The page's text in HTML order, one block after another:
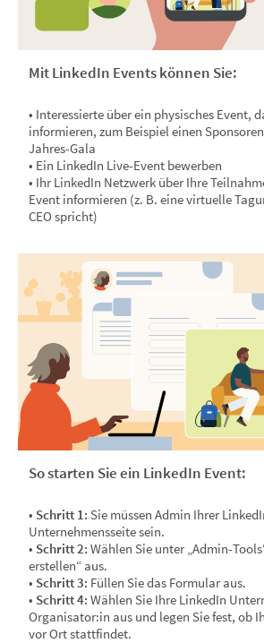
Mit LinkedIn Events können Sie:
• Interessierte über ein physisches Event,
informieren, zum Beispiel einen
Jahres-Gala
• Ein LinkedIn Live-Event bewerben
• Ihr LinkedIn Netzwerk über Ihre
Event informieren (z. B. eine virtuelle
CEO spricht)
So starten Sie ein LinkedIn Event:
• Schritt 1: Sie müssen Admin Ihrer
Unternehmensseite sein.
• Schritt 2: Wählen Sie unter „Admin-
erstellen“ aus.
• Schritt 3: Füllen Sie das Formular aus.
• Schritt 4: Wählen Sie Ihre LinkedIn
Organisator:in aus und legen Sie fest, ob
vor Ort stattfindet.